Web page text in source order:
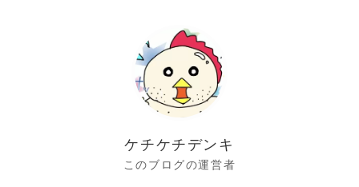
ケチケチデンキ
このブログの運営者